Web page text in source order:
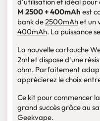
M 2500 + 400mAh est
bank de2500mAhet un
400mAh. La puissance
La nouvelle cartouche
2mlet dispose d'une
ohm. Parfaitement
apprécierez le choix
Ce kit pour commencer
grand succès grâce au
Geekvape.